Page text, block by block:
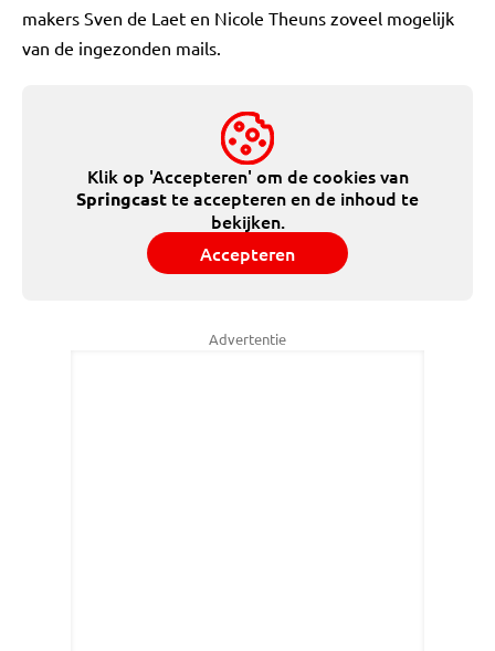
makers Sven de Laet en Nicole Theuns zoveel mogelijk
van de ingezonden mails.
Klik op 'Accepteren' om de cookies van
Springcast te accepteren en de inhoud te
bekijken.
Accepteren
Advertentie